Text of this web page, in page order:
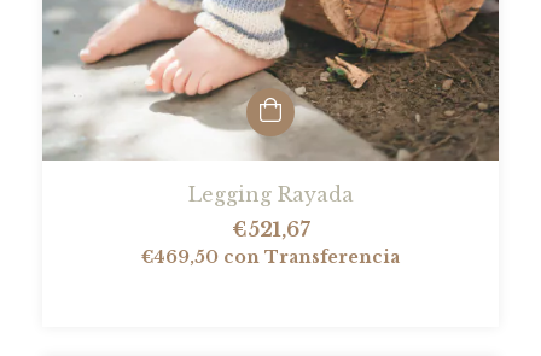
Legging Rayada
€521,67
€469,50 con Transferencia